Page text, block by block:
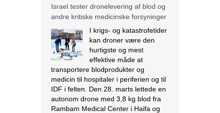
Israel tester dronelevering af blod og
andre kritiske medicinske forsyninger
I krigs- og katastrofetider
kan droner være den
hurtigste og mest
effektive måde at
transportere blodprodukter og
medicin til hospitaler i periferien og til
IDF i felten. Den 28. marts lettede en
autonom drone med 3,8 kg blod fra
Rambam Medical Center i Haifa og